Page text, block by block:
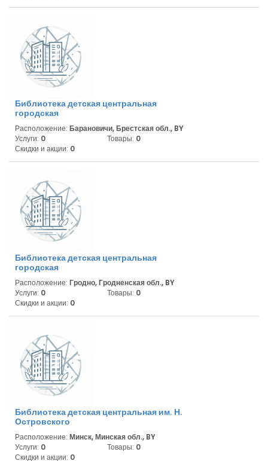
Библиотека детская центральная
городская
Расположение: Барановичи, Брестская обл., BY
Услуги: 0 Товары: 0
Скидки и акции: 0
Библиотека детская центральная
городская
Расположение: Гродно, Гродненская обл., BY
Услуги: 0 Товары: 0
Скидки и акции: 0
Библиотека детская центральная им. Н.
Островского
Расположение: Минск, Минская обл., BY
Услуги: 0 Товары: 0
Скидки и акции: 0